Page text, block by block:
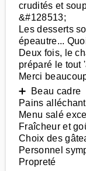
crudités et
&#128513;
Les desserts
épeautre...
Deux fois, le
préparé le tout
Merci
➕ Beau cadre
Pains
Menu salé
Fraîcheur et
Choix des
Personnel
Propreté